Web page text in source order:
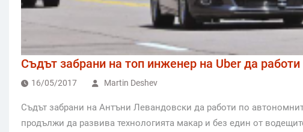
Съдът забрани на топ инженер на Uber да
16/05/2017 Martin Deshev
Съдът забрани на Антъни Левандовски да работи по
продължи да развива технологията макар и без един от